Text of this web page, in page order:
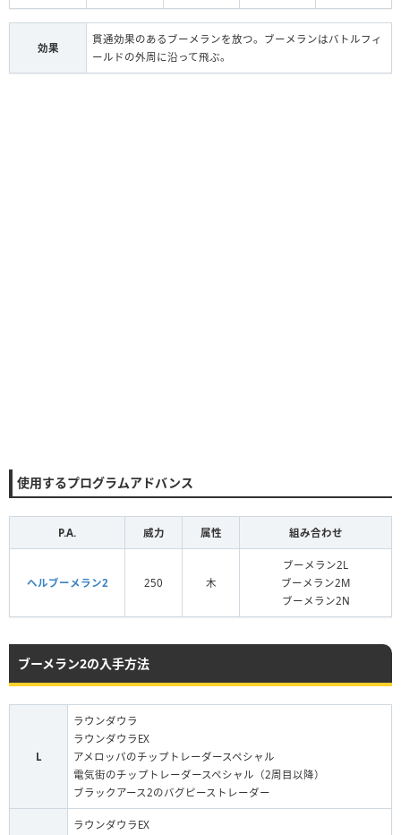
効果
貫通効果のあるブーメランを放つ。ブーメランはバトルフィ
ールドの外周に沿って飛ぶ。
使用するプログラムアドバンス
P.A. 威力 属性 組み合わせ
ヘルブーメラン2 250 木
ブーメラン2L
ブーメラン2M
ブーメラン2N
ブーメラン2の入手方法
L
ラウンダウラ
ラウンダウラEX
アメロッパのチップトレーダースペシャル
電気街のチップトレーダースペシャル（2周目以降）
ブラックアース2のバグピーストレーダー
ラウンダウラEX